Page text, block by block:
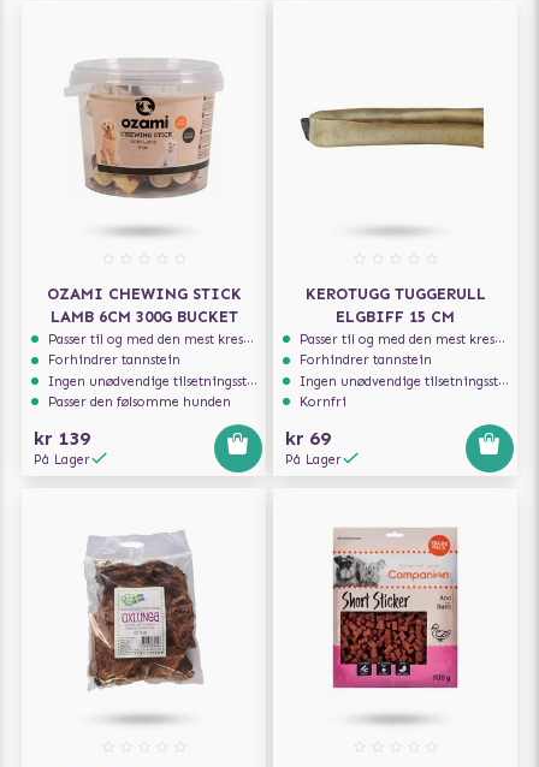
OZAMI CHEWING STICK
LAMB 6CM 300G BUCKET
Passer til og med den mest kresne hunden
Forhindrer tannstein
Ingen unødvendige tilsetningsstoffer
Passer den følsomme hunden
kr 139
På Lager
KEROTUGG TUGGERULL
ELGBIFF 15 CM
Passer til og med den mest kresne hunden
Forhindrer tannstein
Ingen unødvendige tilsetningsstoffer
Kornfri
kr 69
På Lager